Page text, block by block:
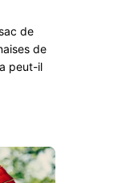
de
de
peut-il